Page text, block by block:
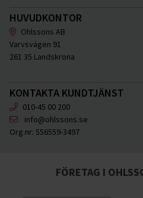
HUVUDKONTOR
Ohlssons AB
Varvsvägen 91
261 35 Landskrona
KONTAKTA KUNDTJÄNST
010-45 00 200
info@ohlssons.se
Org.nr: 556559-3497
FÖRETAG I